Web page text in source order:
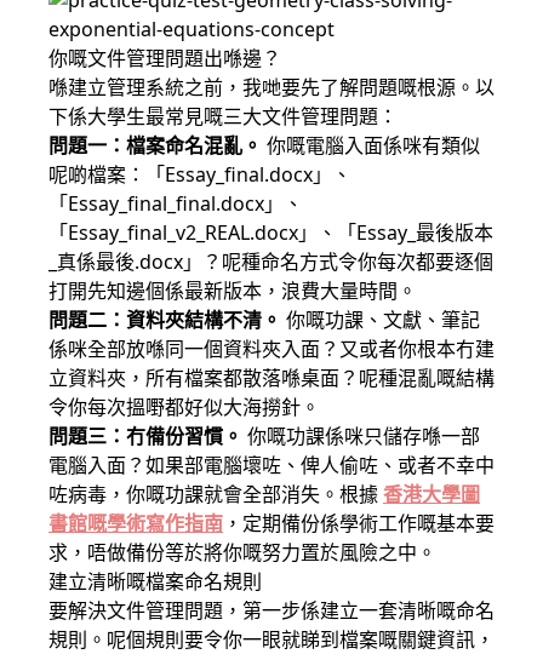
你嘅文件管理問題出喺邊？
喺建立管理系統之前，我哋要先了解問題嘅根源。以
下係大學生最常見嘅三大文件管理問題：
問題一：檔案命名混亂。 你嘅電腦入面係咪有類似
呢啲檔案：「Essay_final.docx」、
「Essay_final_final.docx」、
「Essay_final_v2_REAL.docx」、「Essay_最後版本
_真係最後.docx」？呢種命名方式令你每次都要逐個
打開先知邊個係最新版本，浪費大量時間。
問題二：資料夾結構不清。 你嘅功課、文獻、筆記
係咪全部放喺同一個資料夾入面？又或者你根本冇建
立資料夾，所有檔案都散落喺桌面？呢種混亂嘅結構
令你每次搵嘢都好似大海撈針。
問題三：冇備份習慣。 你嘅功課係咪只儲存喺一部
電腦入面？如果部電腦壞咗、俾人偷咗、或者不幸中
咗病毒，你嘅功課就會全部消失。根據香港大學圖
書館嘅學術寫作指南 ，定期備份係學術工作嘅基本要
求，唔做備份等於將你嘅努力置於風險之中。
建立清晰嘅檔案命名規則
要解決文件管理問題，第一步係建立一套清晰嘅命名
規則。呢個規則要令你一眼就睇到檔案嘅關鍵資訊，